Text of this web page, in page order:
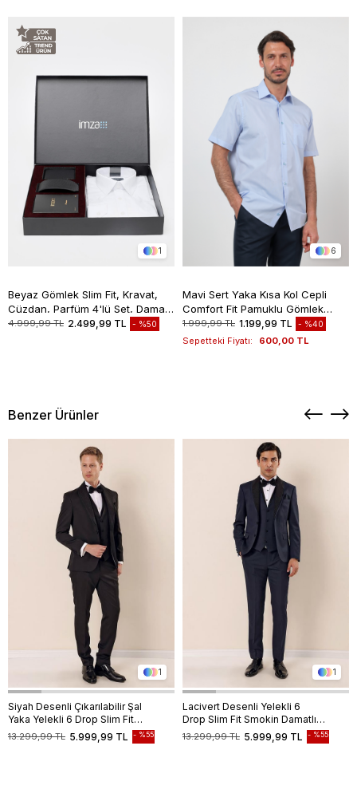
1
Beyaz Gömlek Slim Fit, Kravat,
Cüzdan, Parfüm 4'lü Set, Damat
Bohçası, Hediye Seti, Düğün Set
4.999,99 TL 2.499,99 TL %50
6
Mavi Sert Yaka Kısa Kol Cepli
Comfort Fit Pamuklu Gömlek
1004260258
1.999,99 TL 1.199,99 TL %40
Sepetteki Fiyatı: 600,00 TL
Benzer Ürünler
1
Siyah Desenli Çıkarılabilir Şal
Yaka Yelekli 6 Drop Slim Fit
Smokin Damatlık Takım
1001230210
5.999,99 TL
13.299,99 TL %55
1
Lacivert Desenli Yelekli 6
Drop Slim Fit Smokin Damatlık
Takım 10012302045.999,99 TL
13.299,99 TL %55